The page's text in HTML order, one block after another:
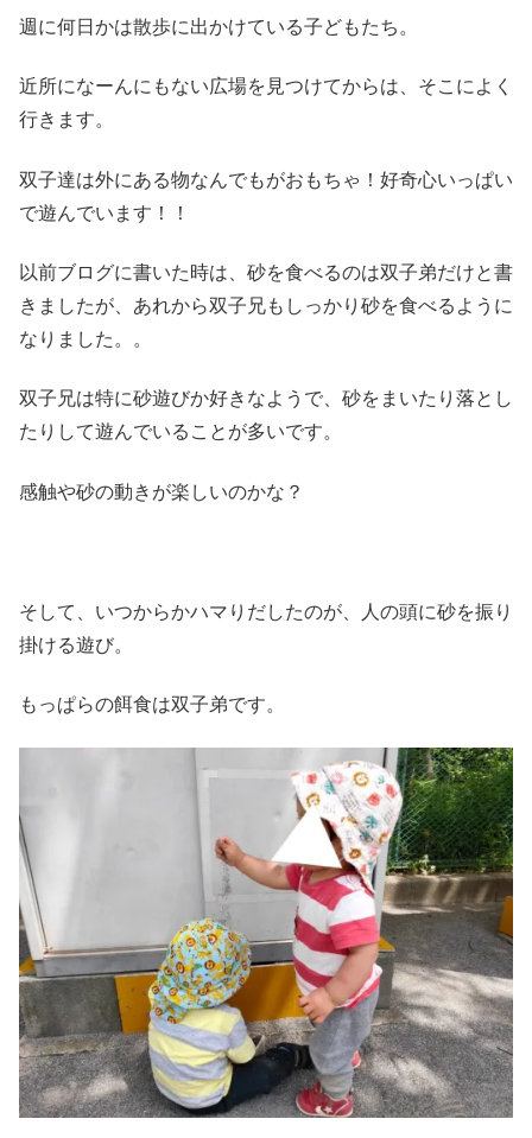
週に何日かは散歩に出かけている子どもたち。
近所になーんにもない広場を見つけてからは、そこによく
行きます。
双子達は外にある物なんでもがおもちゃ！好奇心いっぱい
で遊んでいます！！
以前ブログに書いた時は、砂を食べるのは双子弟だけと書
きましたが、あれから双子兄もしっかり砂を食べるように
なりました。。
双子兄は特に砂遊びか好きなようで、砂をまいたり落とし
たりして遊んでいることが多いです。
感触や砂の動きが楽しいのかな？
そして、いつからかハマりだしたのが、人の頭に砂を振り
掛ける遊び。
もっぱらの餌食は双子弟です。